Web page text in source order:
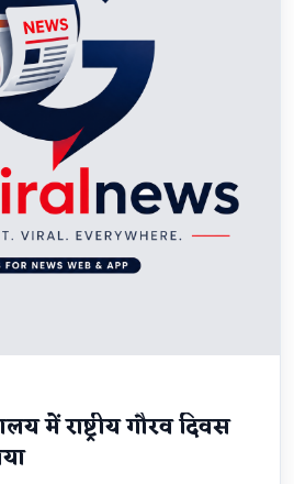
में राष्ट्रीय गौरव दिवस